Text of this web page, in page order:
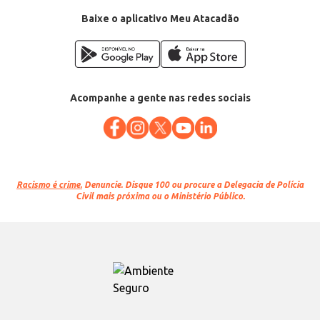
Baixe o aplicativo Meu Atacadão
Acompanhe a gente nas redes sociais
Racismo é crime. Denuncie. Disque 100 ou procure a Delegacia de Polícia
Civil mais próxima ou o Ministério Público.